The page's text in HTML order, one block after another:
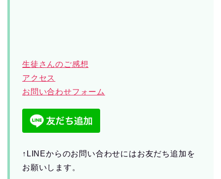
生徒さんのご感想
アクセス
お問い合わせフォーム
↑LINEからのお問い合わせにはお友だち追加を
お願いします。